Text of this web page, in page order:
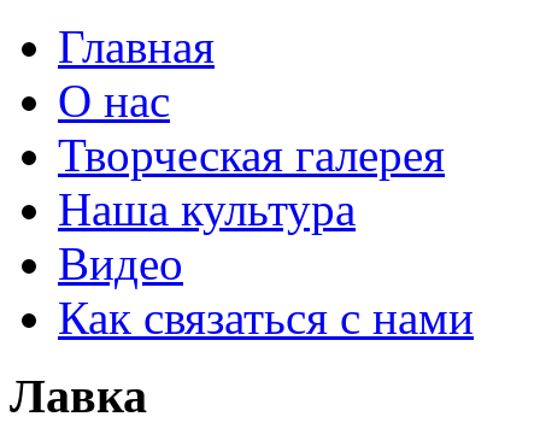
Главная
О нас
Творческая галерея
Наша культура
Видео
Как связаться с нами
Лавка